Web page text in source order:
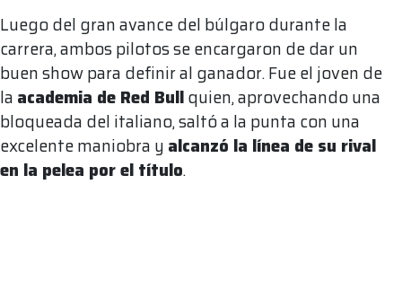
Luego del gran avance del búlgaro durante la
carrera, ambos pilotos se encargaron de dar un
buen show para definir al ganador. Fue el joven de
la academia de Red Bullquien, aprovechando una
bloqueada del italiano, saltó a la punta con una
excelente maniobra y alcanzó la línea de su rival
en la pelea por el título.